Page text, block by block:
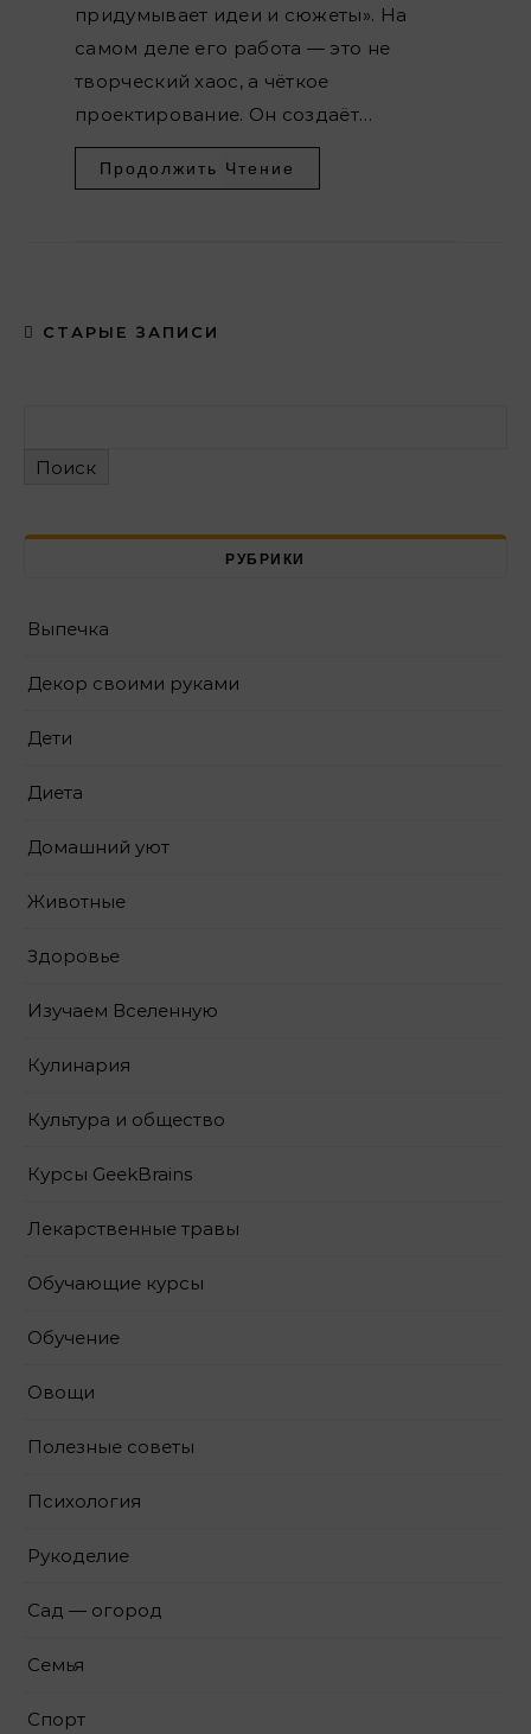
придумывает идеи и сюжеты». На
самом деле его работа — это не
творческий хаос, а чёткое
проектирование. Он создаёт…
Продолжить Чтение
СТАРЫЕ ЗАПИСИ
Поиск
РУБРИКИ
Выпечка
Декор своими руками
Дети
Диета
Домашний уют
Животные
Здоровье
Изучаем Вселенную
Кулинария
Культура и общество
Курсы GeekBrains
Лекарственные травы
Обучающие курсы
Обучение
Овощи
Полезные советы
Психология
Рукоделие
Сад — огород
Семья
Спорт